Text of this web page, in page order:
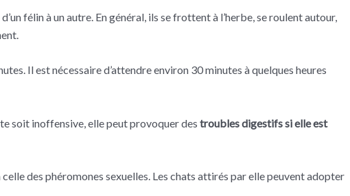
félin à un autre. En général, ils se frottent à l’herbe, se roulent autour,
Il est nécessaire d’attendre environ 30 minutes à quelques heures
soit inoffensive, elle peut provoquer des troubles digestifs si elle est
des phéromones sexuelles. Les chats attirés par elle peuvent adopter